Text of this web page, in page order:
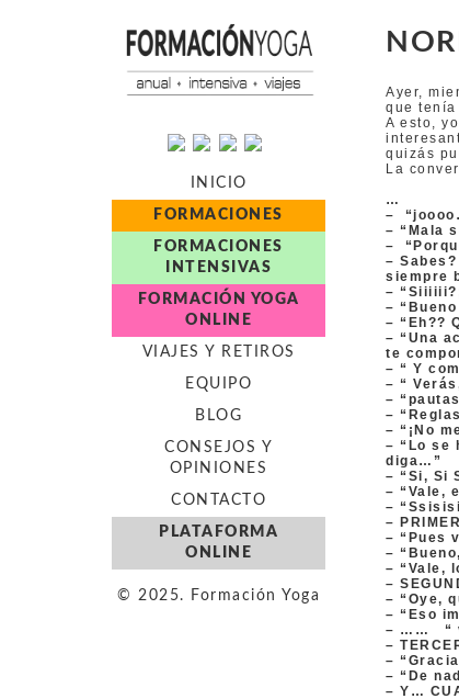
INICIO
FORMACIONES
FORMACIONES
INTENSIVAS
FORMACIÓN YOGA
ONLINE
VIAJES Y RETIROS
EQUIPO
BLOG
CONSEJOS Y
OPINIONES
CONTACTO
PLATAFORMA
ONLINE
© 2025. Formación Yoga
Ayer,
que
A esto,
quizás
La
…
–
– “Mala
–
–
siempre
–
–
– “Eh??
– “Una
te
– “ Y
– “
–
–
– “¡No
– “Lo se
diga…”
– “Si, Si
– “Vale,
–
–
– “Pues
–
– “Vale,
–
– “Oye,
– “Eso
– …… “
–
–
– “De
– Y…